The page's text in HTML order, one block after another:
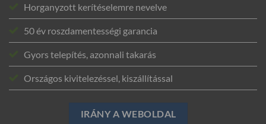
Horganyzott kerítéselemre nevelve
50 év roszdamentességi garancia
Gyors telepítés, azonnali takarás
Országos kivitelezéssel, kiszállítással
IRÁNY A WEBOLDAL